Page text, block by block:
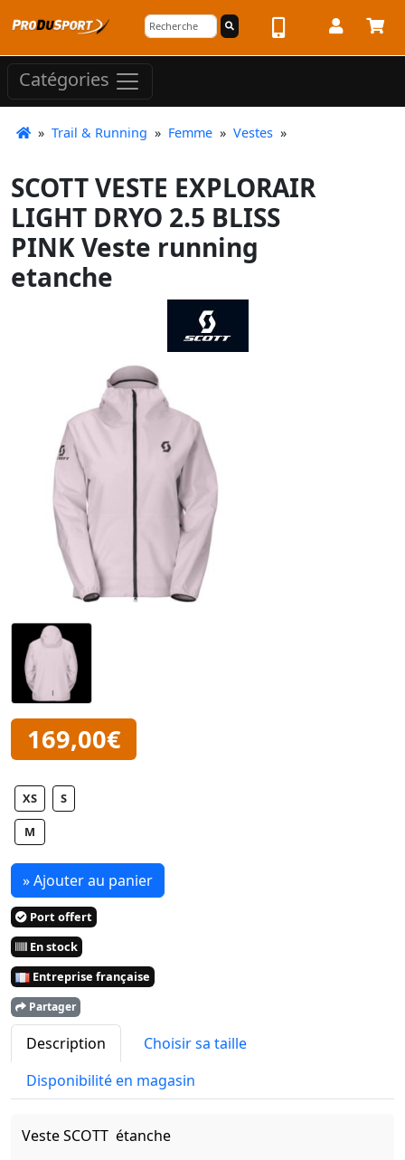
Catégories
» Trail & Running » Femme » Vestes »
SCOTT VESTE EXPLORAIR
LIGHT DRYO 2.5 BLISS
PINK Veste running
etanche
169,00€
XS S
M
» Ajouter au panier
Port offert
En stock
Entreprise française
Partager
Description
Choisir sa taille
Disponibilité en magasin
Veste SCOTT étanche